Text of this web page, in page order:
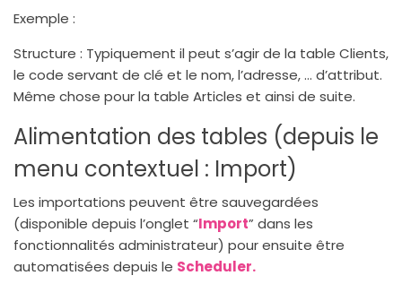
Exemple :
Structure : Typiquement il peut s’agir de la table Clients,
le code servant de clé et le nom, l’adresse, … d’attribut.
Même chose pour la table Articles et ainsi de suite.
Alimentation des tables (depuis le
menu contextuel : Import)
Les importations peuvent être sauvegardées
(disponible depuis l’onglet “Import” dans les
fonctionnalités administrateur) pour ensuite être
automatisées depuis le Scheduler.